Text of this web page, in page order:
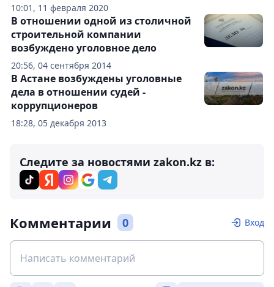
10:01, 11 февраля 2020
20:56, 04 сентября 2014
В отношении одной из столичной
строительной компании
возбуждено уголовное дело
18:28, 05 декабря 2013
В Астане возбуждены уголовные
дела в отношении судей -
коррупционеров
Следите за новостями zakon.kz в:
Комментарии 0 Вход